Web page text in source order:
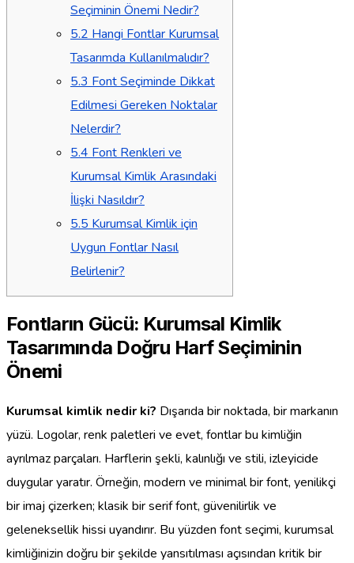
Seçiminin Önemi Nedir?
5.2 Hangi Fontlar Kurumsal
Tasarımda Kullanılmalıdır?
5.3 Font Seçiminde Dikkat
Edilmesi Gereken Noktalar
Nelerdir?
5.4 Font Renkleri ve
Kurumsal Kimlik Arasındaki
İlişki Nasıldır?
5.5 Kurumsal Kimlik için
Uygun Fontlar Nasıl
Belirlenir?
Fontların Gücü: Kurumsal Kimlik
Tasarımında Doğru Harf Seçiminin
Önemi
Kurumsal kimlik nedir ki? Dışarıda bir noktada, bir markanın
yüzü. Logolar, renk paletleri ve evet, fontlar bu kimliğin
ayrılmaz parçaları. Harflerin şekli, kalınlığı ve stili, izleyicide
duygular yaratır. Örneğin, modern ve minimal bir font, yenilikçi
bir imaj çizerken; klasik bir serif font, güvenilirlik ve
geleneksellik hissi uyandırır. Bu yüzden font seçimi, kurumsal
kimliğinizin doğru bir şekilde yansıtılması açısından kritik bir